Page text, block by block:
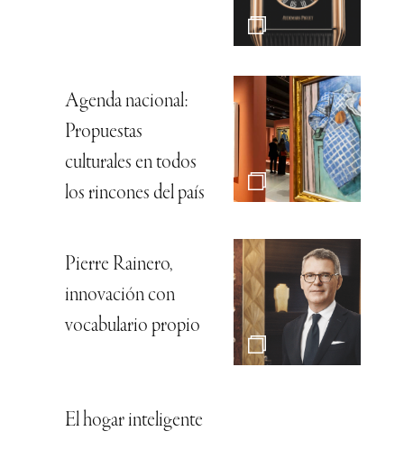
Agenda nacional:
Propuestas
culturales en todos
los rincones del país
Pierre Rainero,
innovación con
vocabulario propio
El hogar inteligente